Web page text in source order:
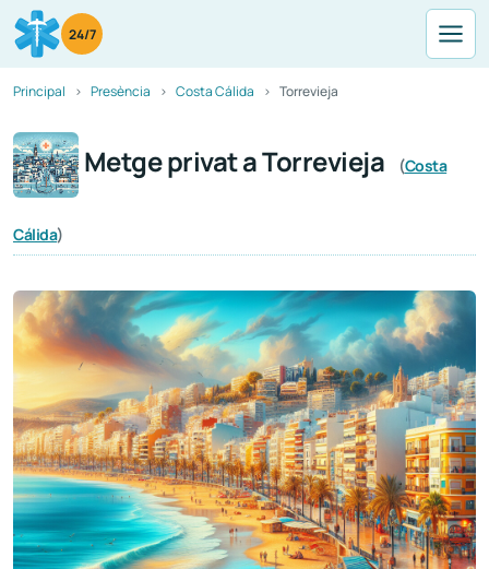
24/7
Principal Presència Costa Cálida Torrevieja
Metge privat a Torrevieja (Costa
Cálida)